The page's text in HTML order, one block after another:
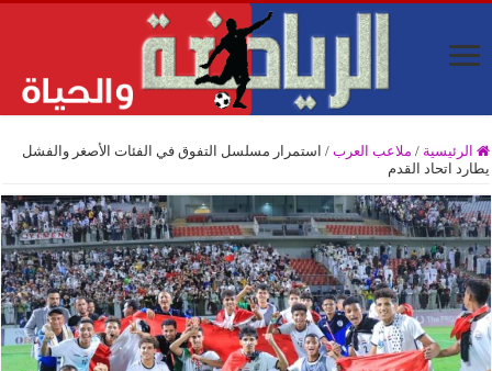
الرئيسية / ملاعب العرب / استمرار مسلسل التفوق في الفئات الأصغر والفشل
يطارد اتحاد القدم